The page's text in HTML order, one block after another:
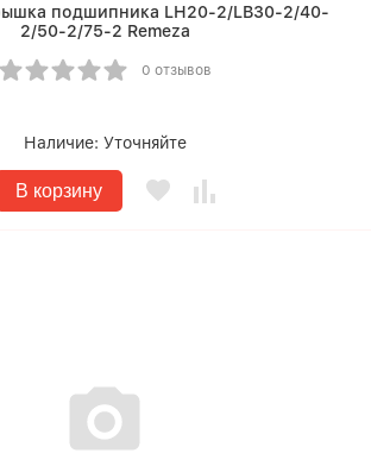
подшипника LH20-2/LB30-2/40-
2/50-2/75-2 Remeza
0 отзывов
Наличие: Уточняйте
В корзину